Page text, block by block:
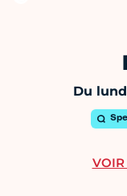
Du
VOIR